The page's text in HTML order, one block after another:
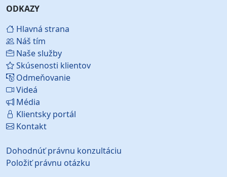
ODKAZY
Hlavná strana
Náš tím
Naše služby
Skúsenosti klientov
Odmeňovanie
Videá
Média
Klientsky portál
Kontakt
Dohodnúť právnu konzultáciu
Položiť právnu otázku